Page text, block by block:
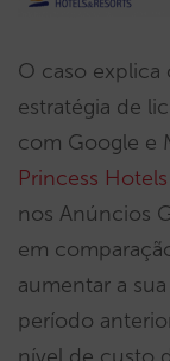
O caso explica
estratégia de
com Google e
Princess Hotels
nos Anúncios
em
aumentar a
período